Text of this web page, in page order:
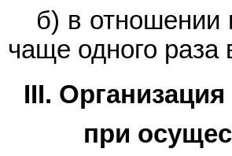
б) в отношении
чаще одного раза
III.
при